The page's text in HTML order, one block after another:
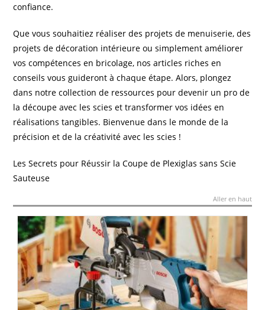
confiance.
Que vous souhaitiez réaliser des projets de menuiserie, des
projets de décoration intérieure ou simplement améliorer
vos compétences en bricolage, nos articles riches en
conseils vous guideront à chaque étape. Alors, plongez
dans notre collection de ressources pour devenir un pro de
la découpe avec les scies et transformer vos idées en
réalisations tangibles. Bienvenue dans le monde de la
précision et de la créativité avec les scies !
Les Secrets pour Réussir la Coupe de Plexiglas sans Scie
Sauteuse
Aller en haut